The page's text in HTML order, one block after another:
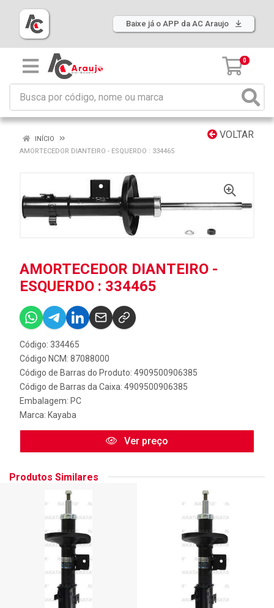
Baixe já o APP da AC Araujo
0
VOLTAR
INÍCIO
AMORTECEDOR DIANTEIRO - ESQUERDO : 334465
AMORTECEDOR DIANTEIRO -
ESQUERDO : 334465
Código: 334465
Código NCM: 87088000
Código de Barras do Produto: 4909500906385
Código de Barras da Caixa: 4909500906385
Embalagem: PC
Marca: Kayaba
Ver preço
Produtos Similares